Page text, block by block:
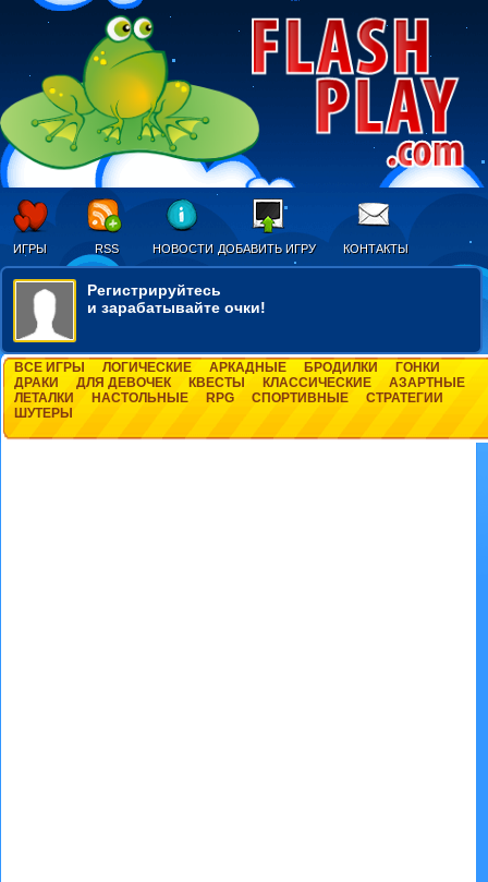
ИГРЫ RSS НОВОСТИ ДОБАВИТЬ ИГРУ КОНТАКТЫ
Регистрируйтесь
и зарабатывайте очки!
ВСЕ ИГРЫ ЛОГИЧЕСКИЕ АРКАДНЫЕ БРОДИЛКИ
ГОНКИ
ДРАКИ
ДЛЯ ДЕВОЧЕК КВЕСТЫ КЛАССИЧЕСКИЕ
АЗАРТНЫЕ
ЛЕТАЛКИ
НАСТОЛЬНЫЕ RPG СПОРТИВНЫЕ
СТРАТЕГИИ
ШУТЕРЫ